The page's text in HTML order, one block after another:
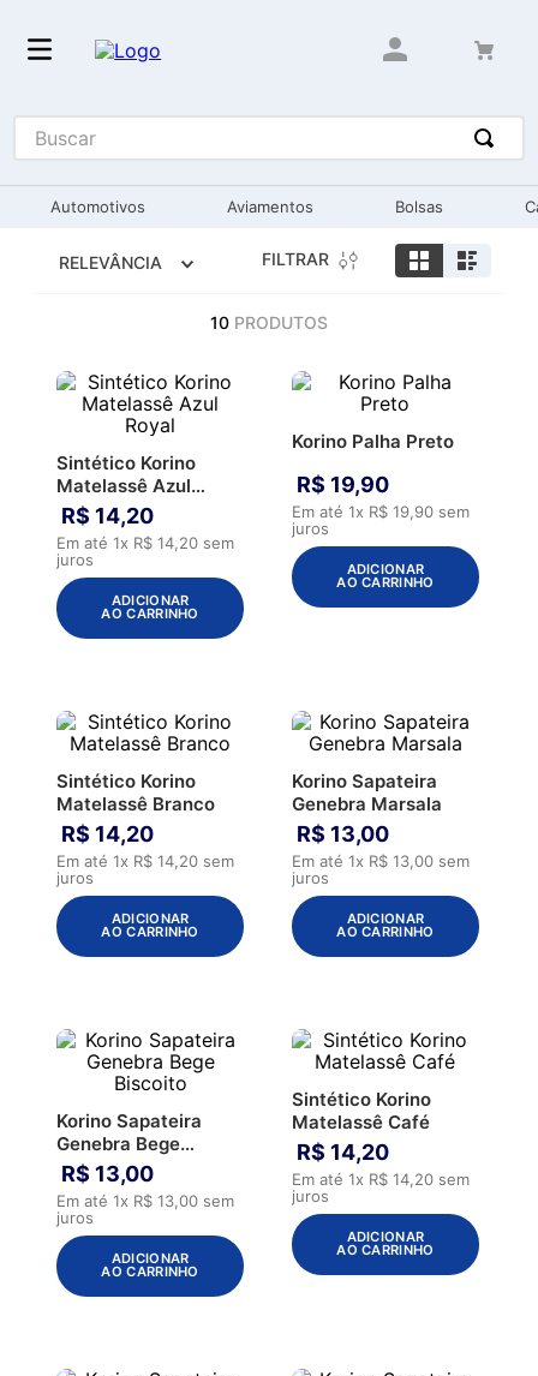
Buscar
Automotivos Aviamentos Bolsas
RELEVÂNCIA FILTRAR
10 PRODUTOS
Sintético Korino
Matelassê Azul
Royal
R$ 14,20
Em até1x R$ 14,20 sem
juros
ADICIONAR
AO CARRINHO
Korino Palha Preto
R$ 19,90
Em até 1x R$ 19,90 sem
juros
ADICIONAR
AO CARRINHO
Sintético Korino
Matelassê Branco
R$ 14,20
Em até1x R$ 14,20 sem
juros
ADICIONAR
AO CARRINHO
Korino Sapateira
Genebra Marsala
R$ 13,00
Em até 1x R$ 13,00 sem
juros
ADICIONAR
AO CARRINHO
Korino Sapateira
Genebra Bege
Biscoito
R$ 13,00
Em até1x R$ 13,00 sem
juros
ADICIONAR
AO CARRINHO
Sintético Korino
Matelassê Café
R$ 14,20
Em até 1x R$ 14,20 sem
juros
ADICIONAR
AO CARRINHO